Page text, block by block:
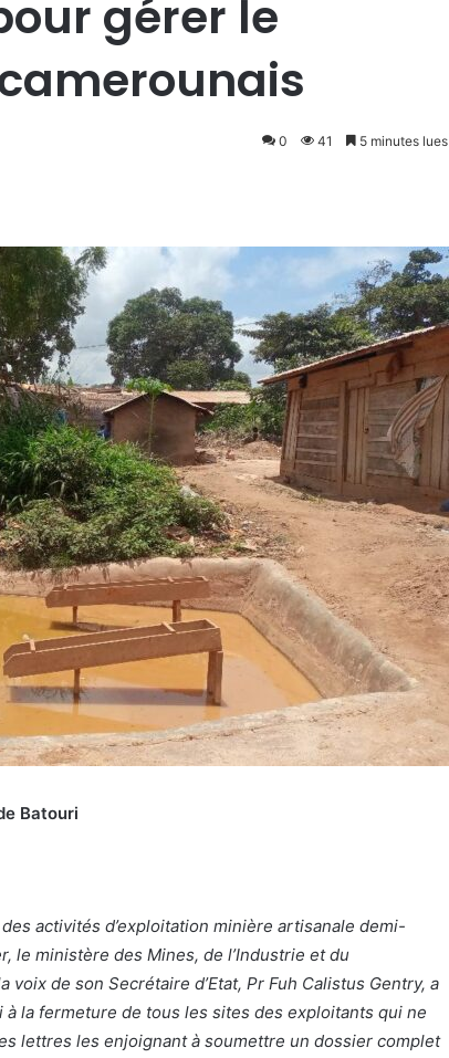
gérer le
0 41 5 minutes lues
Batouri
activités d’exploitation minière artisanale demi-
le ministère des Mines, de l’Industrie et du
de son Secrétaire d’Etat, Pr Fuh Calistus Gentry, a
la fermeture de tous les sites des exploitants qui ne
lettres les enjoignant à soumettre un dossier complet